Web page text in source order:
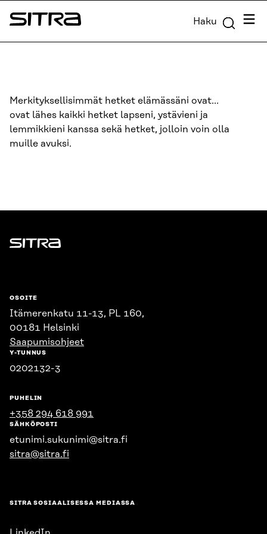
Siirry
suoraan
Sitra Haku
Merkityksellisimmät hetket elämässäni ovat…
ovat lähes kaikki hetket lapseni, ystävieni ja
lemmikkieni kanssa sekä hetket, jolloin voin olla
muille avuksi.
Sitra
OSOITE
Itämerenkatu 11-13, PL 160,
00181 Helsinki
Saapumisohjeet
Y-TUNNUS
0202132-3
PUHELIN
+358 294 618 991
SÄHKÖPOSTI
etunimi.sukunimi@sitra.fi
sitra@sitra.fi
SITRA SOSIAALISESSA MEDIASSA